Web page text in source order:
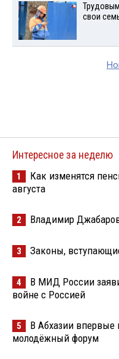
свои
Интересное за неделю
1
Как изменятся
августа
2 Владимир
3 Законы,
4
В МИД России
войне с Россией
5
В Абхазии
молодёжный форум